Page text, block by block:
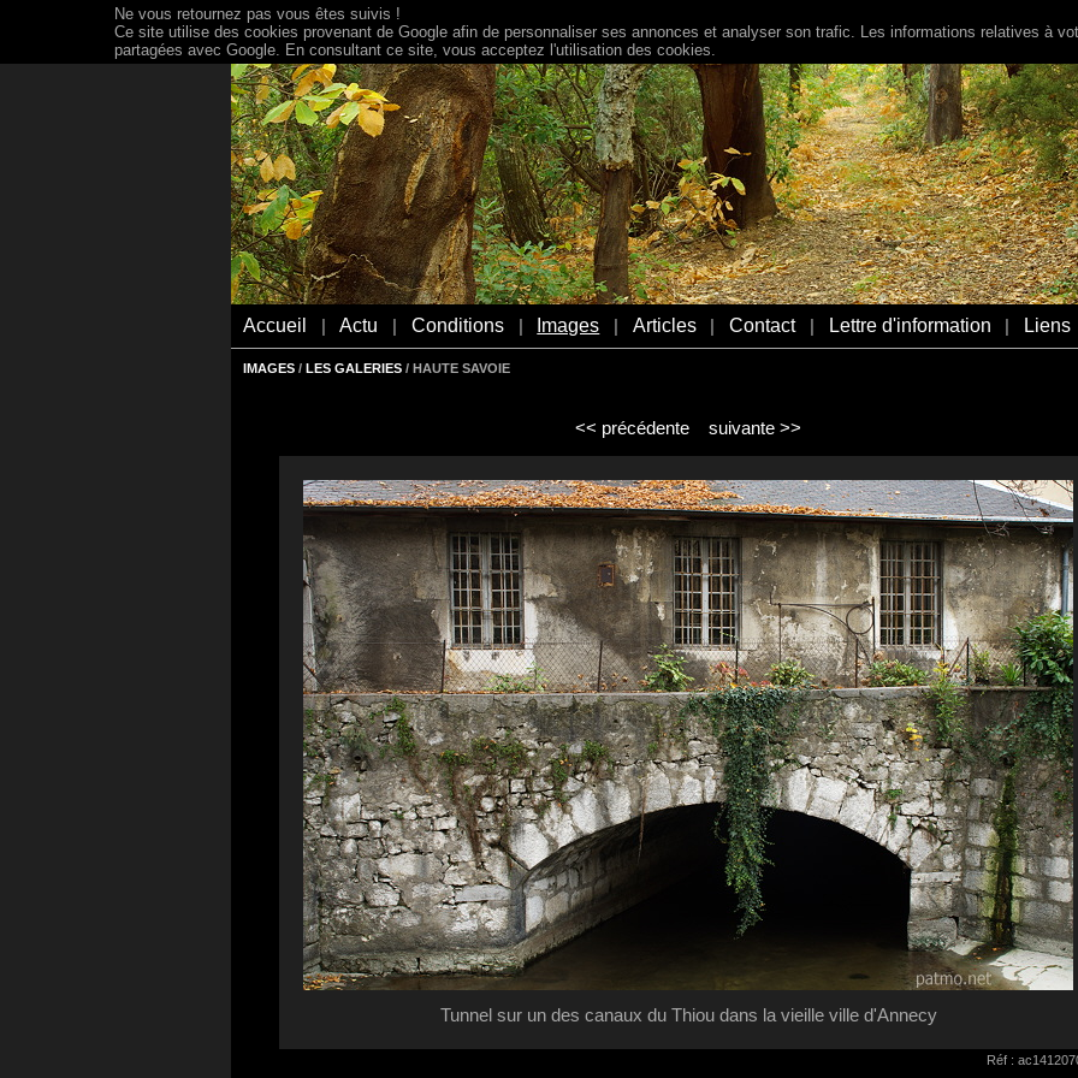
Accueil Actu Conditions Images Articles Contact Lettre d'information Liens
IMAGES / LES GALERIES / HAUTE SAVOIE
<< précédente suivante >>
Tunnel sur un des canaux du Thiou dans la vieille ville d'Annecy
Réf :
Ne vous retournez pas vous êtes suivis !
Ce site utilise des cookies provenant de Google afin de personnaliser ses annonces et analyser son trafic. Les informations relatives à
partagées avec Google. En consultant ce site, vous acceptez l'utilisation des cookies.